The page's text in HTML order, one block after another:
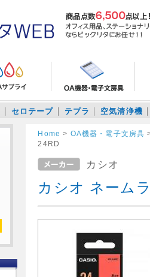
セロテープ テプラ 空気清浄機
Home > OA機器・電子文房具
24RD
カシオ
カシオ ネーム